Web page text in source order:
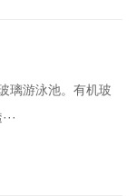
璃游泳池。有机玻